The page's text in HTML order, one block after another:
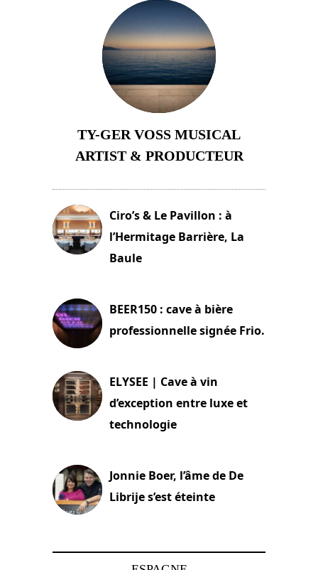
TY-GER VOSS MUSICAL
ARTIST & PRODUCTEUR
Ciro’s & Le Pavillon : à
l’Hermitage Barrière, La
Baule
BEER150 : cave à bière
professionnelle signée Frio.
ELYSEE | Cave à vin
d’exception entre luxe et
technologie
Jonnie Boer, l’âme de De
Librije s’est éteinte